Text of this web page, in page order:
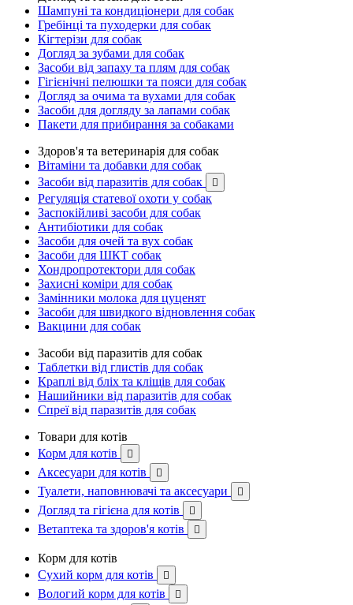
Шампуні та кондиціонери для собак
Гребінці та пуходерки для собак
Кігтерізи для собак
Догляд за зубами для собак
Засоби від запаху та плям для собак
Гігієнічні пелюшки та пояси для собак
Догляд за очима та вухами для собак
Засоби для догляду за лапами собак
Пакети для прибирання за собаками
Здоров'я та ветеринарія для собак
Вітаміни та добавки для собак
Засоби від паразитів для собак

Регуляція статевої охоти у собак
Заспокійливі засоби для собак
Антибіотики для собак
Засоби для очей та вух собак
Засоби для ШКТ собак
Хондропротектори для собак
Захисні коміри для собак
Замінники молока для цуценят
Засоби для швидкого відновлення собак
Вакцини для собак
Засоби від паразитів для собак
Таблетки від глистів для собак
Краплі від бліх та кліщів для собак
Нашийники від паразитів для собак
Спреї від паразитів для собак
Товари для котів
Корм для котів

Аксесуари для котів 
Туалети, наповнювачі та аксесуари 
Догляд та гігієна для котів 
Ветаптека та здоров'я котів 
Корм для котів
Сухий корм для котів

Вологий корм для котів 